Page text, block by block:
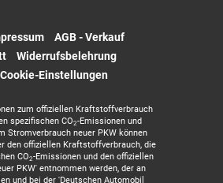
AGB - Verkauf
Widerrufsbelehrung
Cookie-Einstellungen
zum offiziellen Kraftstoffverbrauch
spezifischen CO2-Emissionen und
Stromverbrauch neuer PKW können
den offiziellen Kraftstoffverbrauch, die
CO2-Emissionen und den offiziellen
PKW' entnommen werden, der an
und bei der 'Deutschen Automobil